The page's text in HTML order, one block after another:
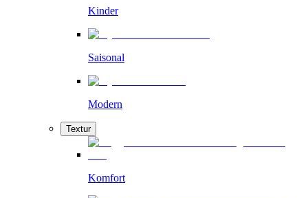
Kinder
Saisonal
Modern
Textur
Komfort